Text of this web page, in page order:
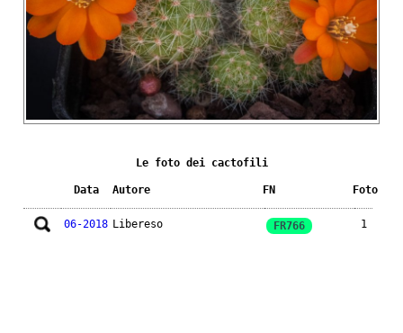
Le foto dei cactofili
Data Autore FN Foto
06-2018 Libereso FR766 1